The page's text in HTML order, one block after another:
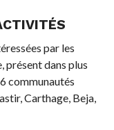
par les
présent dans plus
communautés
Carthage, Beja,